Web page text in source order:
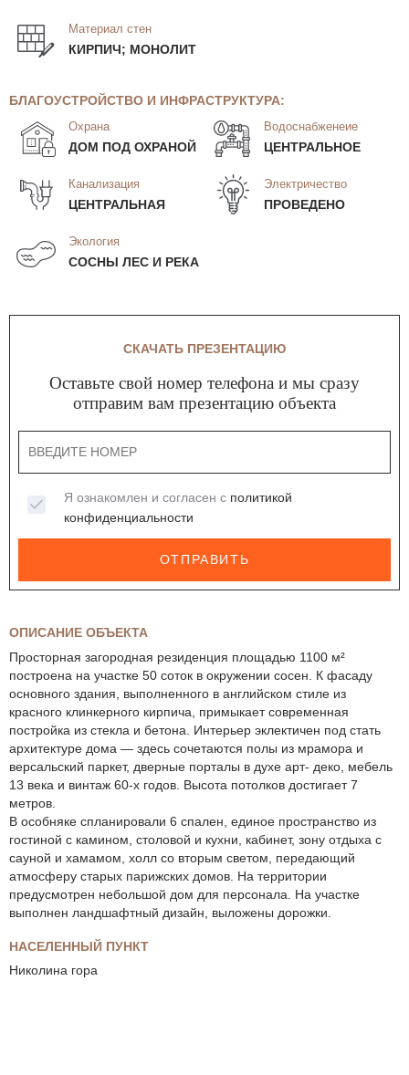
Материал стен
КИРПИЧ; МОНОЛИТ
БЛАГОУСТРОЙСТВО И ИНФРАСТРУКТУРА:
Охрана
ДОМ ПОД ОХРАНОЙ
Водоснабженеие
ЦЕНТРАЛЬНОЕ
Канализация
ЦЕНТРАЛЬНАЯ
Электричество
ПРОВЕДЕНО
Экология
СОСНЫ ЛЕС И РЕКА
ОПИСАНИЕ ОБЪЕКТА
Просторная загородная резиденция площадью 1100 м²
построена на участке 50 соток в окружении сосен. К фасаду
основного здания, выполненного в английском стиле из
красного клинкерного кирпича, примыкает современная
постройка из стекла и бетона. Интерьер эклектичен под стать
архитектуре дома — здесь сочетаются полы из мрамора и
версальский паркет, дверные порталы в духе арт- деко, мебель
13 века и винтаж 60-х годов. Высота потолков достигает 7
метров.
В особняке спланировали 6 спален, единое пространство из
гостиной с камином, столовой и кухни, кабинет, зону отдыха с
сауной и хамамом, холл со вторым светом, передающий
атмосферу старых парижских домов. На территории
предусмотрен небольшой дом для персонала. На участке
выполнен ландшафтный дизайн, выложены дорожки.
НАСЕЛЕННЫЙ ПУНКТ
Николина гора
СКАЧАТЬ ПРЕЗЕНТАЦИЮ
Оставьте свой номер телефона и мы сразу
отправим вам презентацию объекта
Я ознакомлен и согласен с политикой
конфиденциальности
ОТПРАВИТЬ